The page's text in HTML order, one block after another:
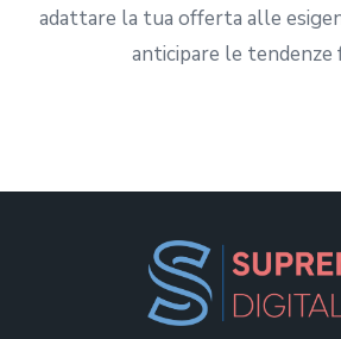
adattare la tua offerta alle
anticipare le tendenze